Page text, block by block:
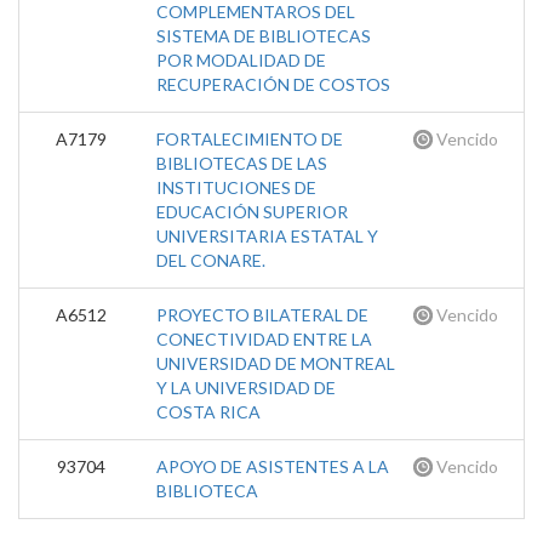
COMPLEMENTAROS DEL
SISTEMA DE BIBLIOTECAS
POR MODALIDAD DE
RECUPERACIÓN DE COSTOS
A7179
FORTALECIMIENTO DE
BIBLIOTECAS DE LAS
INSTITUCIONES DE
EDUCACIÓN SUPERIOR
UNIVERSITARIA ESTATAL Y
DEL CONARE.
Vencido
A6512
PROYECTO BILATERAL DE
CONECTIVIDAD ENTRE LA
UNIVERSIDAD DE MONTREAL
Y LA UNIVERSIDAD DE
COSTA RICA
Vencido
93704
APOYO DE ASISTENTES A LA
BIBLIOTECA
Vencido